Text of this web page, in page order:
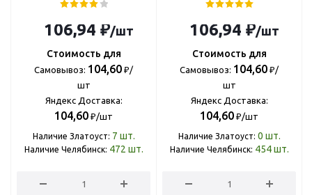
106,94 ₽/шт
Стоимость для
Самовывоз: 104,60 ₽/
шт
Яндекс Доставка:
104,60 ₽/шт
Наличие Златоуст: 7 шт.
Наличие Челябинск: 472 шт.
106,94 ₽/шт
Стоимость для
Самовывоз: 104,60 ₽/
шт
Яндекс Доставка:
104,60 ₽/шт
Наличие Златоуст: 0 шт.
Наличие Челябинск: 454 шт.